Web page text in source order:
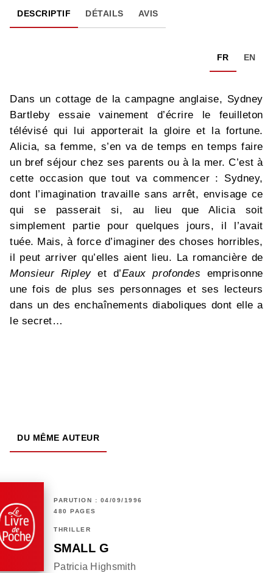
DESCRIPTIF DÉTAILS AVIS
FR EN
Dans un cottage de la campagne anglaise, Sydney
Bartleby essaie vainement d’écrire le feuilleton
télévisé qui lui apporterait la gloire et la fortune.
Alicia, sa femme, s’en va de temps en temps faire
un bref séjour chez ses parents ou à la mer. C’est à
cette occasion que tout va commencer : Sydney,
dont l’imagination travaille sans arrêt, envisage ce
qui se passerait si, au lieu que Alicia soit
simplement partie pour quelques jours, il l’avait
tuée. Mais, à force d’imaginer des choses horribles,
il peut arriver qu’elles aient lieu. La romancière de
Monsieur Ripleyet d’Eaux profondes emprisonne
une fois de plus ses personnages et ses lecteurs
dans un des enchaînements diaboliques dont elle a
le secret…
DU MÊME AUTEUR
PARUTION : 04/09/1996
480 PAGES
THRILLER
SMALL G
Patricia Highsmith